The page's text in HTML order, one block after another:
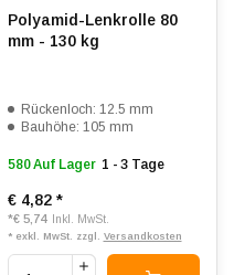
Polyamid-Lenkrolle 80
mm - 130 kg
Rückenloch: 12.5 mm
Bauhöhe: 105 mm
580 Auf Lager 1 - 3 Tage
€ 4,82 *
*€ 5,74 Inkl. MwSt.
* exkl. MwSt. zzgl. Versandkosten